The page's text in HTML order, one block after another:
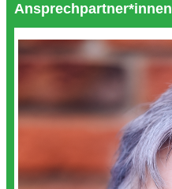
Ansprechpartner*innen